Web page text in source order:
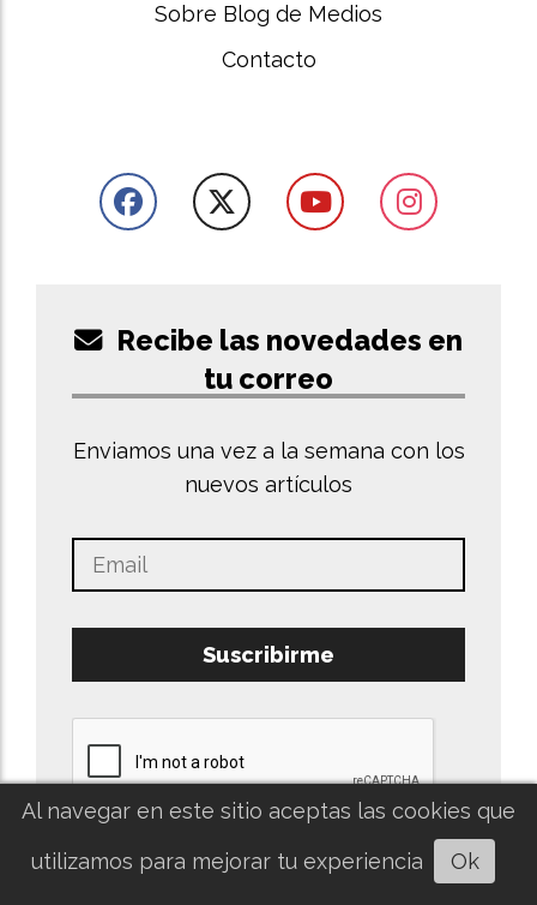
Sobre Blog de Medios
Contacto
Recibe las novedades en
tu correo
Enviamos una vez a la semana con los
nuevos artículos
Suscribirme
Al navegar en este sitio aceptas las cookies que
utilizamos para mejorar tu experiencia
Ok